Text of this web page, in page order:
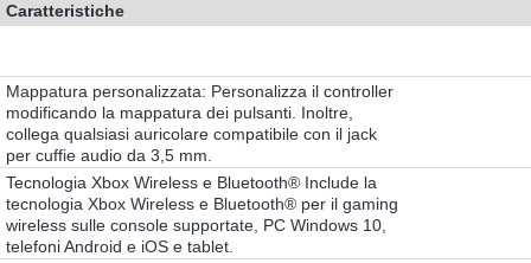
Caratteristiche
Mappatura personalizzata: Personalizza il controller
modificando la mappatura dei pulsanti. Inoltre,
collega qualsiasi auricolare compatibile con il jack
per cuffie audio da 3,5 mm.
Tecnologia Xbox Wireless e Bluetooth® Include la
tecnologia Xbox Wireless e Bluetooth® per il gaming
wireless sulle console supportate, PC Windows 10,
telefoni Android e iOS e tablet.